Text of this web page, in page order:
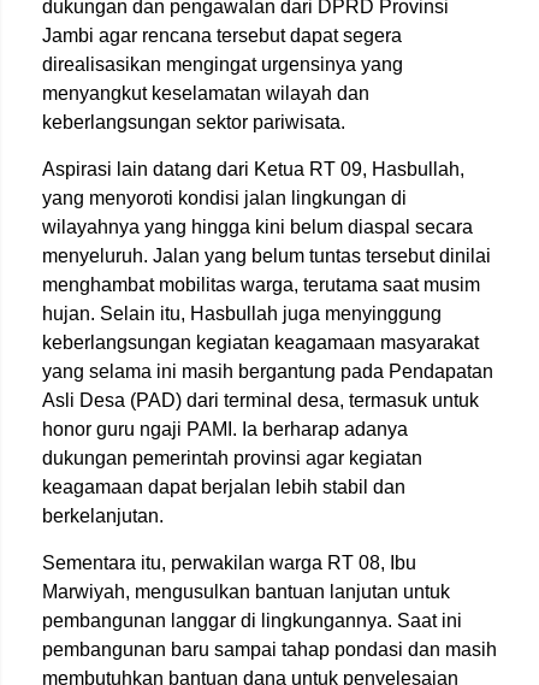
dukungan dan pengawalan dari DPRD Provinsi
Jambi agar rencana tersebut dapat segera
direalisasikan mengingat urgensinya yang
menyangkut keselamatan wilayah dan
keberlangsungan sektor pariwisata.
Aspirasi lain datang dari Ketua RT 09, Hasbullah,
yang menyoroti kondisi jalan lingkungan di
wilayahnya yang hingga kini belum diaspal secara
menyeluruh. Jalan yang belum tuntas tersebut dinilai
menghambat mobilitas warga, terutama saat musim
hujan. Selain itu, Hasbullah juga menyinggung
keberlangsungan kegiatan keagamaan masyarakat
yang selama ini masih bergantung pada Pendapatan
Asli Desa (PAD) dari terminal desa, termasuk untuk
honor guru ngaji PAMI. Ia berharap adanya
dukungan pemerintah provinsi agar kegiatan
keagamaan dapat berjalan lebih stabil dan
berkelanjutan.
Sementara itu, perwakilan warga RT 08, Ibu
Marwiyah, mengusulkan bantuan lanjutan untuk
pembangunan langgar di lingkungannya. Saat ini
pembangunan baru sampai tahap pondasi dan masih
membutuhkan bantuan dana untuk penyelesaian